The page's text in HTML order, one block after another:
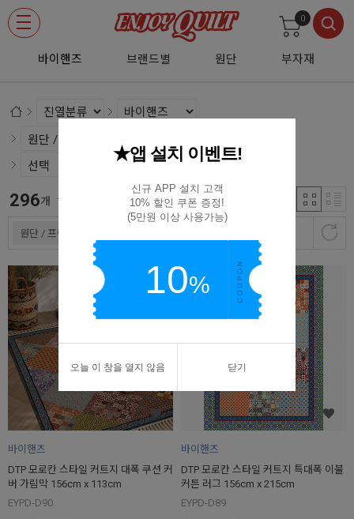
바이핸즈 브랜드별 원단 부자재
0
원단 / 프린트
296개 신규등록순
바이핸즈
DTP 모로칸 스타일 커트지 대폭 쿠션 커
버 가림막 156cm x 113cm
EYPD-D90
바이핸즈
DTP 모로칸 스타일 커트지 특대폭 이불
커튼 러그 156cm x 215cm
EYPD-D89
★앱 설치 이벤트!
신규 APP 설치 고객
10% 할인 쿠폰 증정!
(5만원 이상 사용가능)
10%
오늘 이 창을 열지 않음 닫기